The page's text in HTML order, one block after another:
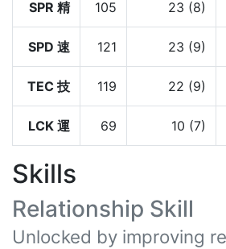
SPR 精 105 23 (8)
SPD 速 121 23 (9)
TEC 技 119 22 (9)
LCK 運 69 10 (7)
Skills
Relationship Skill
Unlocked by improving